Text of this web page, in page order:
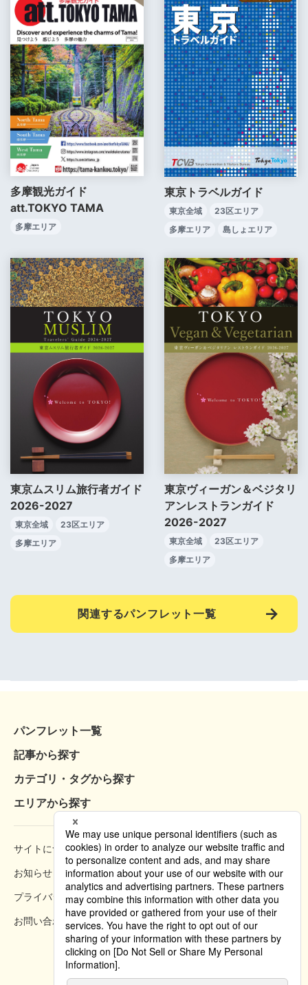
多摩観光ガイド
att.TOKYO TAMA
多摩エリア
東京トラベルガイド
東京全域
23区エリア
多摩エリア
島しょエリア
東京ムスリム旅行者ガイド
2026-2027
東京全域
23区エリア
多摩エリア
東京ヴィーガン＆ベジタリ
アンレストランガイド
2026-2027
東京全域
23区エリア
多摩エリア
関連するパンフレット一覧
パンフレット一覧
記事から探す
カテゴリ・タグから探す
エリアから探す
サイトについて 閲覧方法
お知らせ 掲載規約
プライバシーポリシー クッキーポリシー
お問い合わせ 掲載方法のご案内